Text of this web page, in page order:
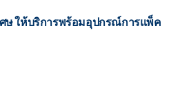
ษ ให้บริการพร้อมอุปกรณ์การแพ็ค